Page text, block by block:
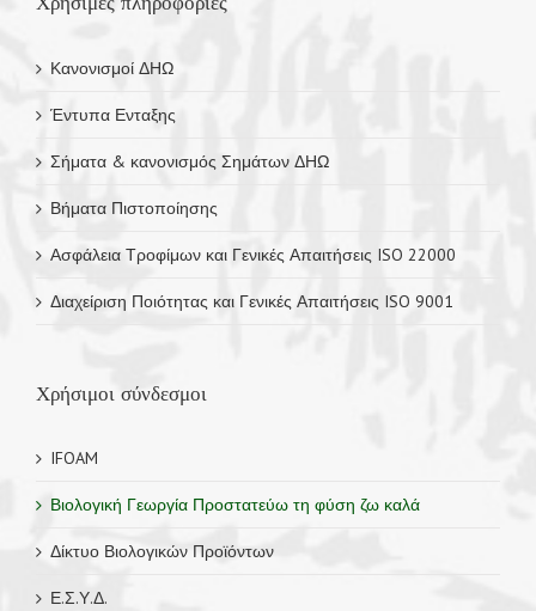
Κανονισμοί ΔΗΩ
Έντυπα Ενταξης
Σήματα & κανονισμός Σημάτων ΔΗΩ
Βήματα Πιστοποίησης
Ασφάλεια Τροφίμων και Γενικές Απαιτήσεις ISO 22000
Διαχείριση Ποιότητας και Γενικές Απαιτήσεις ISO 9001
Χρήσιμοι σύνδεσμοι
IFOAM
Βιολογική Γεωργία Προστατεύω τη φύση ζω καλά
Δίκτυο Βιολογικών Προϊόντων
Ε.Σ.Υ.Δ.